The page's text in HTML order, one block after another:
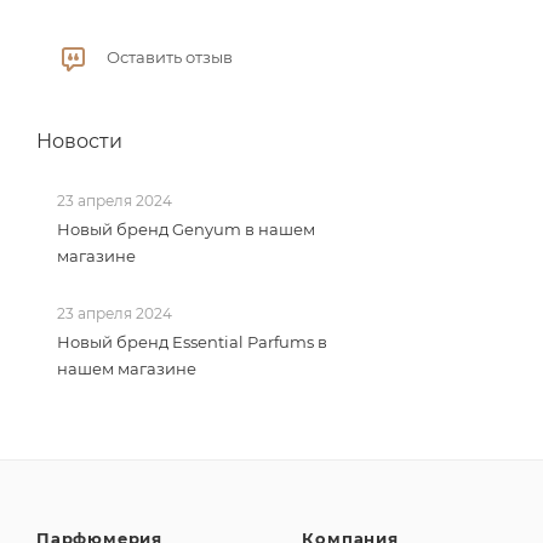
Оставить отзыв
Новости
23 апреля 2024
Новый бренд Genyum в нашем
магазине
23 апреля 2024
Новый бренд Essential Parfums в
нашем магазине
Парфюмерия Компания